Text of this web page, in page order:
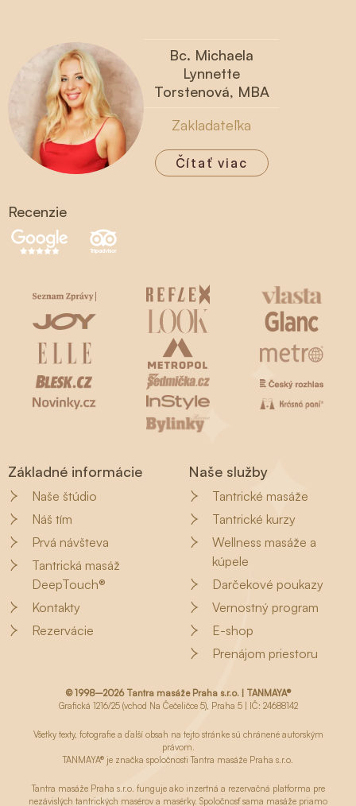
Bc. Michaela
Lynnette
Torstenová, MBA
Zakladateľka
Čítať viac
Recenzie
Základné informácie
Naše štúdio
Náš tím
Prvá návšteva
Tantrická masáž
DeepTouch®
Kontakty
Rezervácie
Naše služby
Tantrické masáže
Tantrické kurzy
Wellness masáže a
kúpele
Darčekové poukazy
Vernostný program
E-shop
Prenájom priestoru
© 1998–2026 Tantra masáže Praha s.r.o. | TANMAYA®
Grafická 1216/25 (vchod Na Čečeličce 5), Praha 5 | IČ: 24688142
Všetky texty, fotografie a ďalší obsah na tejto stránke sú chránené autorským
právom.
TANMAYA® je značka spoločnosti Tantra masáže Praha s.r.o.
Tantra masáže Praha s.r.o. funguje ako inzertná a rezervačná platforma pre
nezávislých tantrických masérov a masérky. Spoločnosť sama masáže priamo